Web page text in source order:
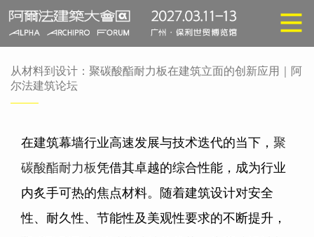
从材料到设计：聚碳酸酯耐力板在建筑立面的创新应用｜阿
尔法建筑论坛
在建筑幕墙行业高速发展与技术迭代的当下， 聚
碳酸酯耐力板凭借其卓越的综合性能，成为行业
内炙手可热的焦点材料。随着建筑设计对安全
性、耐久性、节能性及美观性要求的不断提升，